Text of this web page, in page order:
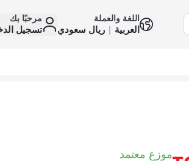
اللغة والعملة
العربية | ريال سعودي
مرحبًا بك
تسجيل
موزع معتمد